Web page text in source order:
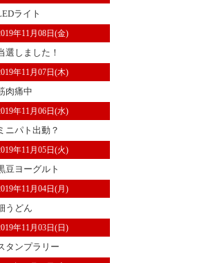
ライト
年11月08日(金)
選しました！
年11月07日(木)
肉痛中
年11月06日(水)
ニパト出動？
年11月05日(火)
豆ヨーグルト
年11月04日(月)
うどん
年11月03日(日)
タンプラリー